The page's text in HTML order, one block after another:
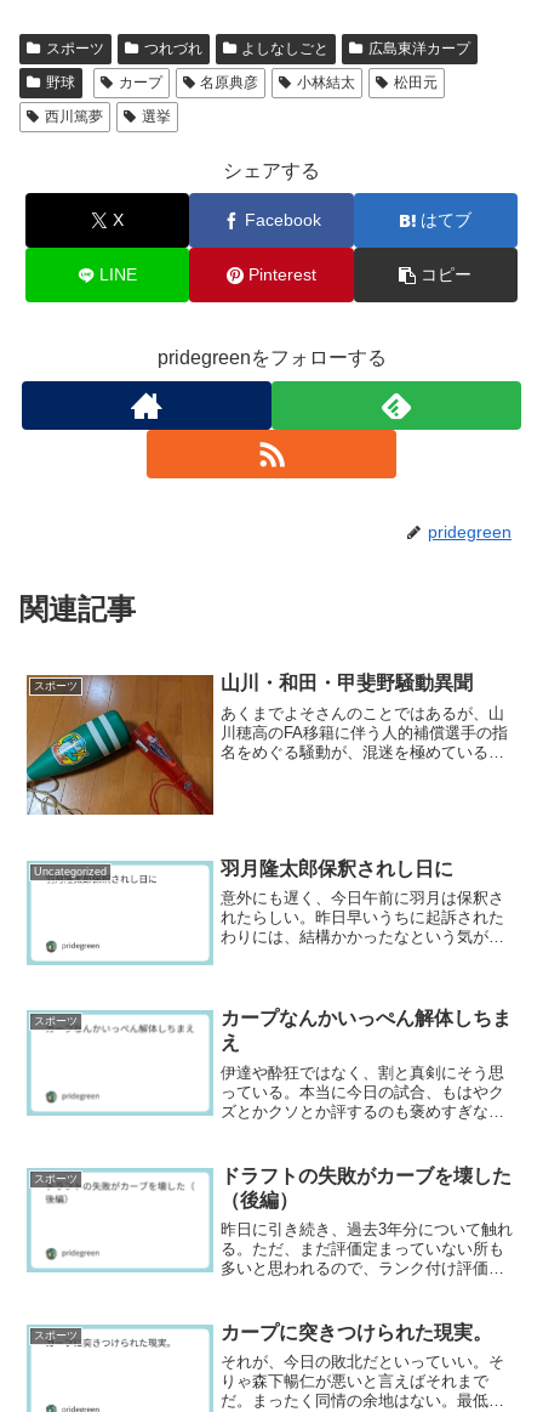
c
e
b
o
tt
er
ail e
スポーツ つれづれ よしなしごと
広島東洋カープ
野球
カープ 名原典彦 小林結太
松田元
西川篤夢
選挙
シェアする
X Facebook はてブ
LINE Pinterest コピー
pridegreenをフォローする
pridegreen
関連記事
スポーツ 山川・和田・甲斐野騒動異聞
あくまでよそさんのことではあるが、山
川穂高のFA移籍に伴う人的補償選手の指
名をめぐる騒動が、混迷を極めている。
Uncategorized 羽月隆太郎保釈されし日に
意外にも遅く、今日午前に羽月は保釈さ
れたらしい。昨日早いうちに起訴された
わりには、結構かかったなという気がす
のを弁護人は待ち構えてい...
スポーツ
カープなんかいっぺん解体しちま
え
伊達や酔狂ではなく、割と真剣にそう思
っている。本当に今日の試合、もはやク
ズとかクソとか評するのも褒めすぎなく
っきり言って犯罪的ですらある。要する
に。もはや存在意義はない...
スポーツ
ドラフトの失敗がカーブを壊した
（後編）
昨日に引き続き、過去3年分について触れ
る。ただ、まだ評価定まっていない所も
多いと思われるので、ランク付け評価は
訳ないが空前の大失敗ドラフトと言わせ
ていただく。爪痕を...
スポーツ カープに突きつけられた現実。
それが、今日の敗北だといっていい。そ
りゃ森下暢仁が悪いと言えばそれまで
だ。まったく同情の余地はない。最低の